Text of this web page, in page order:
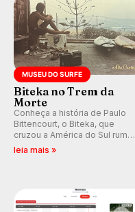
MUSEU DO SURFE
Biteka no Trem da
Morte
Conheça a história de Paulo
Bittencourt, o Biteka, que
cruzou a América do Sul rumo
ao Pacífico em uma jornada
leia mais »